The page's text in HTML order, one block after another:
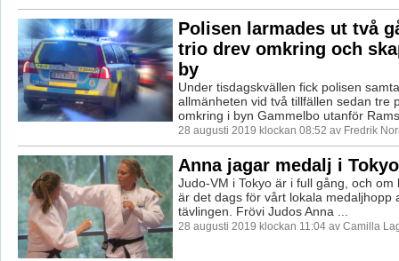
Polisen larmades ut två
trio drev omkring och
by
Under tisdagskvällen fick polisen
allmänheten vid två tillfällen sedan tre
omkring i byn Gammelbo utanför
28 augusti 2019 klockan 08:52 av Fredrik
Anna jagar medalj i Tokyo
Judo-VM i Tokyo är i full gång, och om
är det dags för vårt lokala medaljhopp
tävlingen. Frövi Judos Anna ...
28 augusti 2019 klockan 11:04 av Camilla